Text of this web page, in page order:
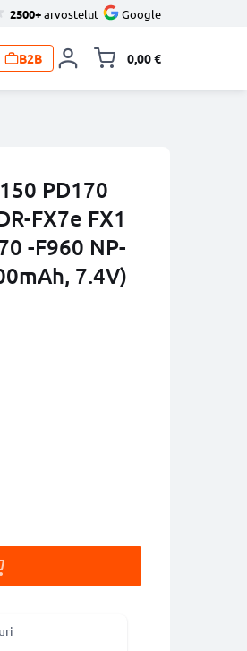
2500+arvostelut Google
B2B 0,00 €
PD170
FX7e FX1
-F960 NP-
7.4V)